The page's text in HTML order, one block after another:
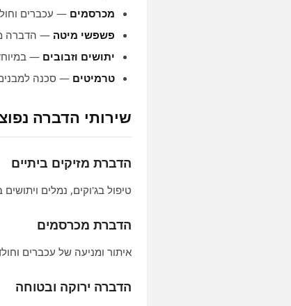
מכרסמים — עכברים
פשפשי מיטה — הדברה
יתושים וזבובים —
טרמיטים — סכנה
שירותי הדברה
הדברת מזיקים ביתיים
טיפול בג'וקים, נמלים
הדברת מכרסמים
איתור ומניעה של עכברים
הדברה ירוקה ובטוחה